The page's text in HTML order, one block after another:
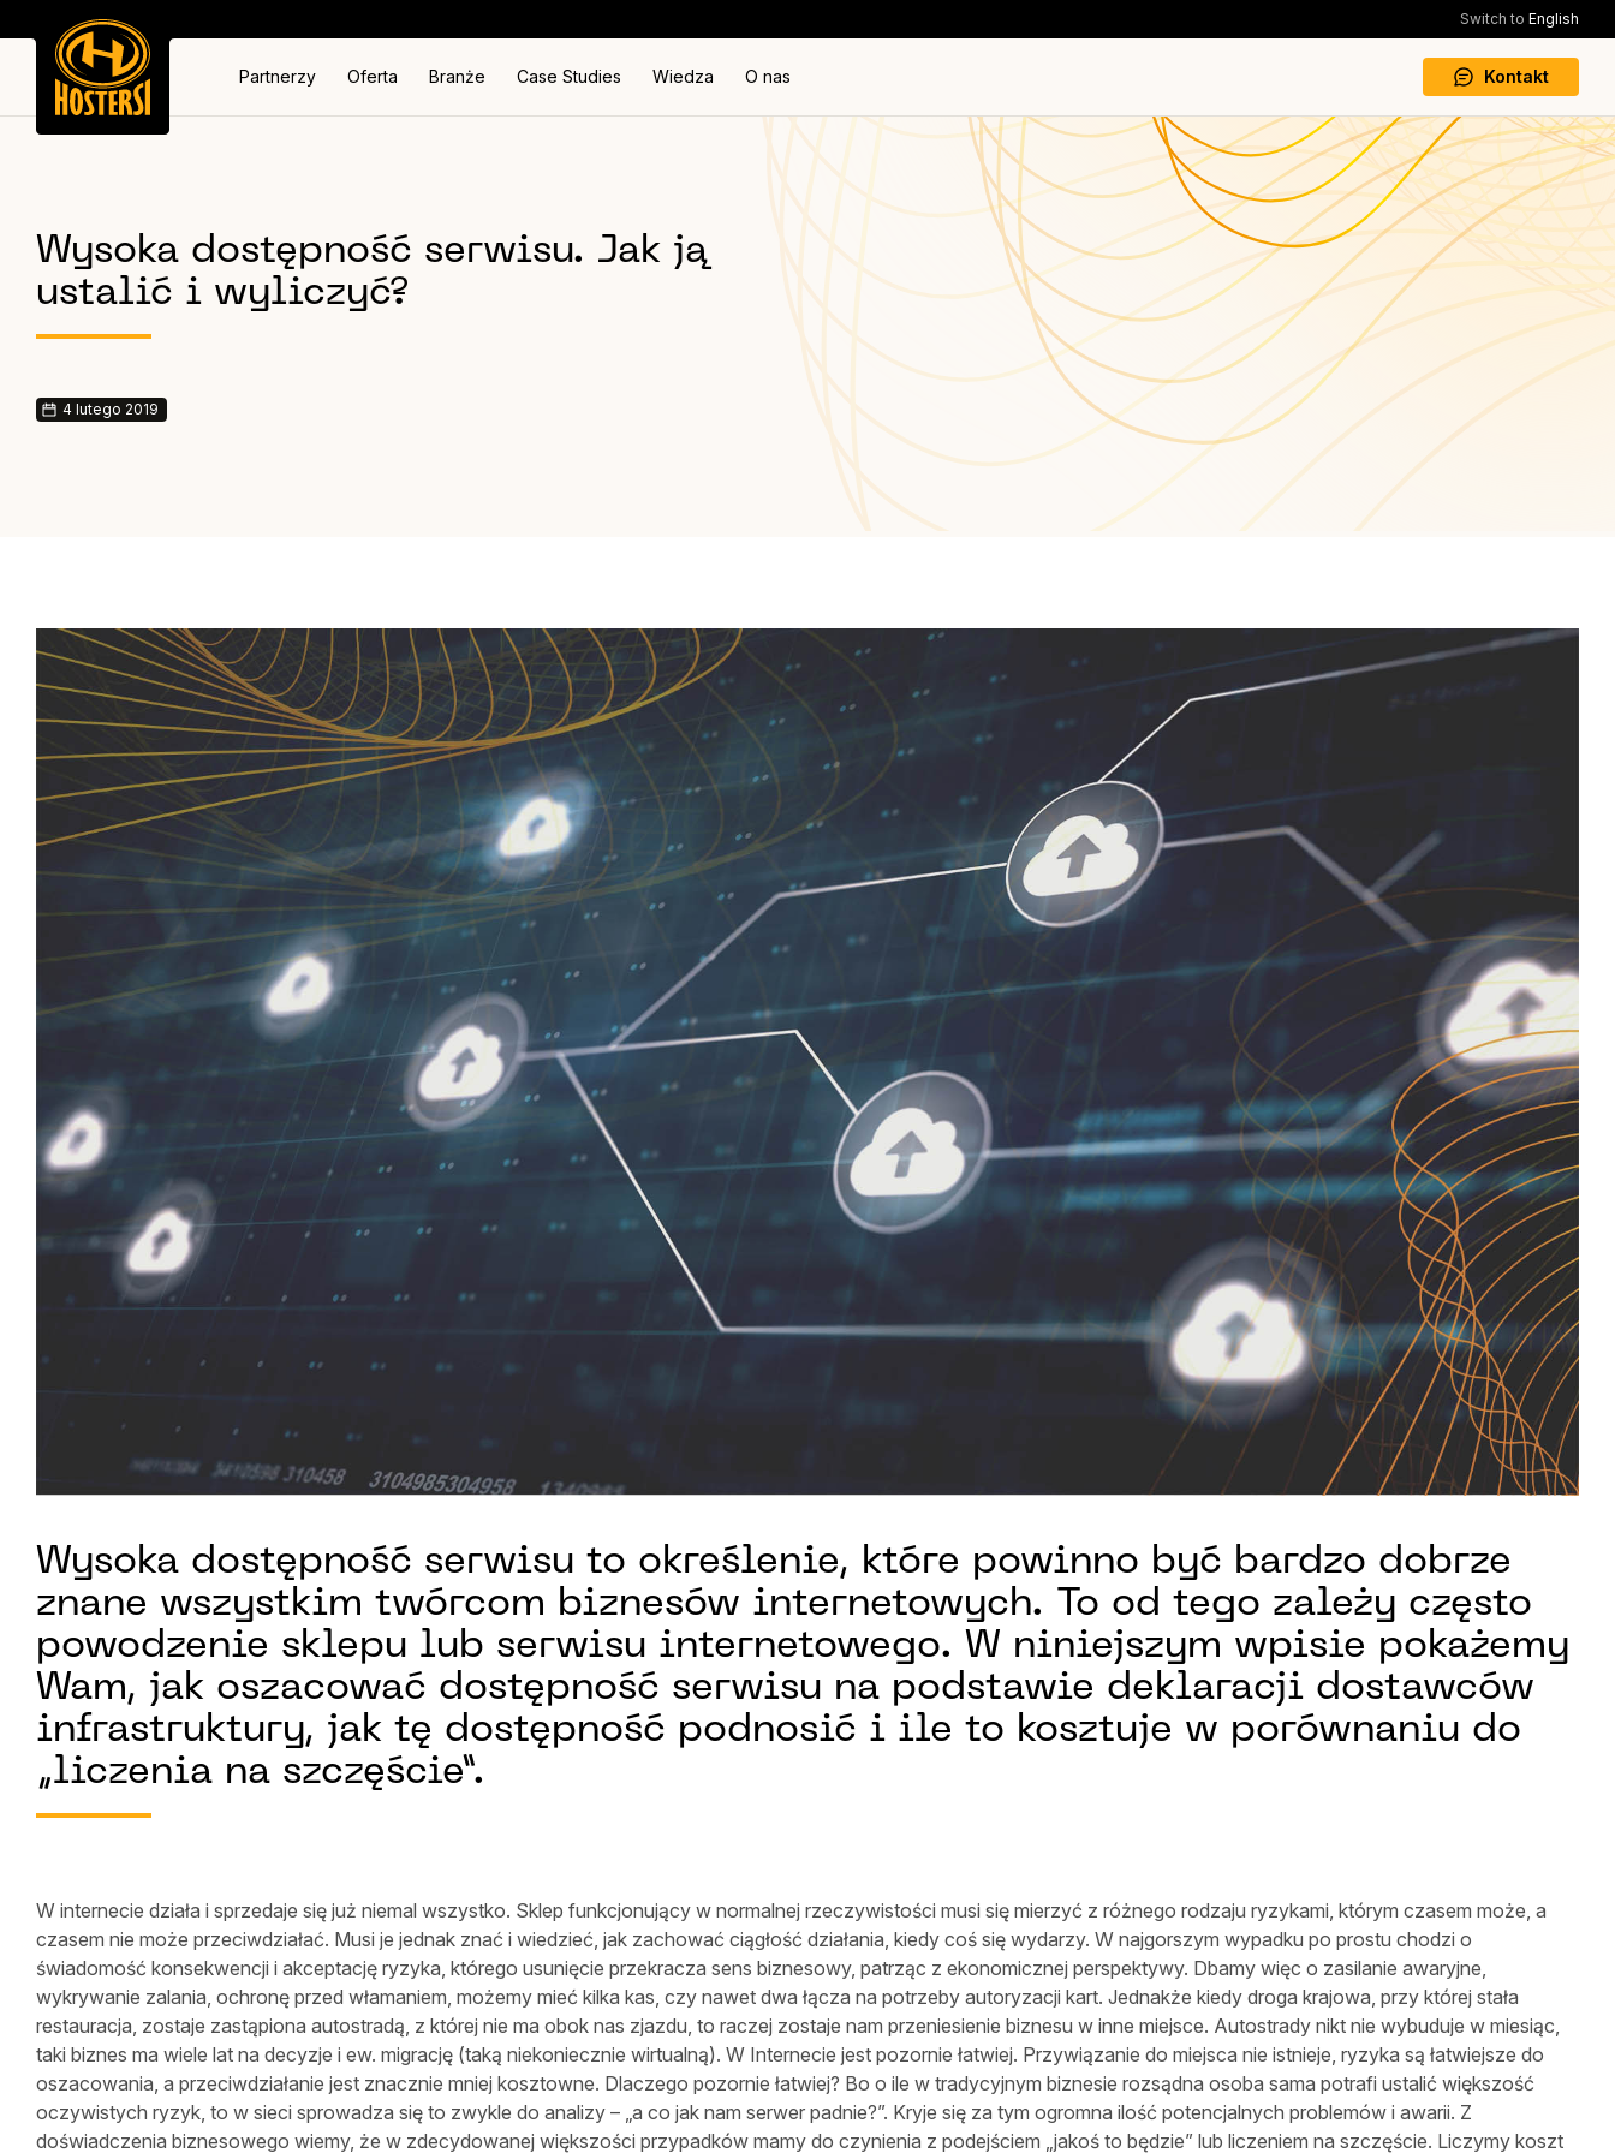
Switch to English
Partnerzy Oferta Branże Case Studies Wiedza O nas Kontakt
Wysoka dostępność serwisu. Jak ją
ustalić i wyliczyć?
4 lutego 2019
Wysoka dostępność serwisu to określenie, które powinno być bardzo dobrze
znane wszystkim twórcom biznesów internetowych. To od tego zależy często
powodzenie sklepu lub serwisu internetowego. W niniejszym wpisie pokażemy
Wam, jak oszacować dostępność serwisu na podstawie deklaracji dostawców
infrastruktury, jak tę dostępność podnosić i ile to kosztuje w porównaniu do
„liczenia na szczęście”.
W internecie działa i sprzedaje się już niemal wszystko. Sklep funkcjonujący w normalnej rzeczywistości musi się mierzyć z różnego rodzaju ryzykami, którym czasem może, a
czasem nie może przeciwdziałać. Musi je jednak znać i wiedzieć, jak zachować ciągłość działania, kiedy coś się wydarzy. W najgorszym wypadku po prostu chodzi o
świadomość konsekwencji i akceptację ryzyka, którego usunięcie przekracza sens biznesowy, patrząc z ekonomicznej perspektywy. Dbamy więc o zasilanie awaryjne,
wykrywanie zalania, ochronę przed włamaniem, możemy mieć kilka kas, czy nawet dwa łącza na potrzeby autoryzacji kart. Jednakże kiedy droga krajowa, przy której stała
restauracja, zostaje zastąpiona autostradą, z której nie ma obok nas zjazdu, to raczej zostaje nam przeniesienie biznesu w inne miejsce. Autostrady nikt nie wybuduje w miesiąc,
taki biznes ma wiele lat na decyzje i ew. migrację (taką niekoniecznie wirtualną). W Internecie jest pozornie łatwiej. Przywiązanie do miejsca nie istnieje, ryzyka są łatwiejsze do
oszacowania, a przeciwdziałanie jest znacznie mniej kosztowne. Dlaczego pozornie łatwiej? Bo o ile w tradycyjnym biznesie rozsądna osoba sama potrafi ustalić większość
oczywistych ryzyk, to w sieci sprowadza się to zwykle do analizy – „a co jak nam serwer padnie?”. Kryje się za tym ogromna ilość potencjalnych problemów i awarii. Z
doświadczenia biznesowego wiemy, że w zdecydowanej większości przypadków mamy do czynienia z podejściem „jakoś to będzie” lub liczeniem na szczęście. Liczymy koszt